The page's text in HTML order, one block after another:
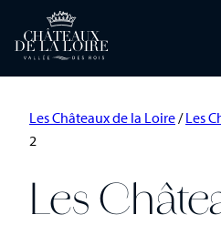
Les Châteaux de la Loire/Les
2
Les